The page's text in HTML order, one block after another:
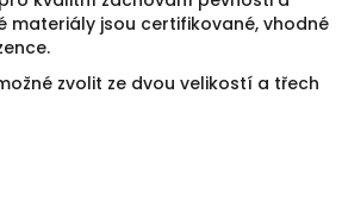
materiály jsou certifikované, vhodné
zvolit ze dvou velikostí a třech